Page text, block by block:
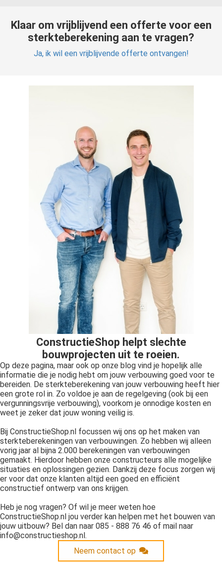
Klaar om vrijblijvend een offerte voor een
sterkteberekening aan te vragen?
Ja, ik wil een vrijblijvende offerte ontvangen!
ConstructieShop helpt slechte
bouwprojecten uit te roeien.
Op deze pagina, maar ook op onze blog vind je hopelijk alle
informatie die je nodig hebt om jouw verbouwing goed voor te
bereiden. De sterkteberekening van jouw verbouwing heeft hier
een grote rol in. Zo voldoe je aan de regelgeving (ook bij een
vergunningsvrije verbouwing), voorkom je onnodige kosten en
weet je zeker dat jouw woning veilig is.
Bij ConstructieShop.nl focussen wij ons op het maken van
sterkteberekeningen van verbouwingen. Zo hebben wij alleen
vorig jaar al bijna 2.000 berekeningen van verbouwingen
gemaakt. Hierdoor hebben onze constructeurs alle mogelijke
situaties en oplossingen gezien. Dankzij deze focus zorgen wij
er voor dat onze klanten altijd een goed en efficiënt
constructief ontwerp van ons krijgen.
Heb je nog vragen? Of wil je meer weten hoe
ConstructieShop.nl jou verder kan helpen met het bouwen van
jouw uitbouw? Bel dan naar 085 - 888 76 46 of mail naar
info@constructieshop.nl.
Neem contact op